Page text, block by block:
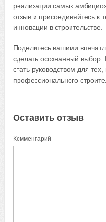
реализации самых
отзыв и присоединяйтесь к
инновации в строительстве.
Поделитесь вашими
сделать осознанный
стать руководством для
профессионального
Оставить отзыв
Комментарий